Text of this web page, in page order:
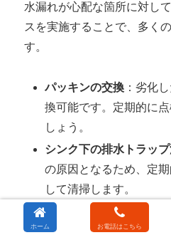
水漏れが心配な箇所に対し
スを実施することで、多く
す。
パッキンの交換：劣化
換可能です。定期的に
しょう。
シンク下の排水トラッ
の原因となるため、定
して清掃します。
以上の方法を日常に取り入
ホーム お電話はこちら